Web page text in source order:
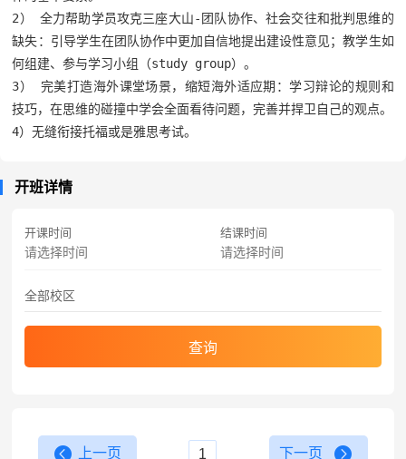
2） 全力帮助学员攻克三座大山-团队协作、社会交往和批判思维的
缺失：引导学生在团队协作中更加自信地提出建设性意见；教学生如
何组建、参与学习小组（study group）。
3） 完美打造海外课堂场景，缩短海外适应期：学习辩论的规则和
技巧，在思维的碰撞中学会全面看待问题，完善并捍卫自己的观点。
4）无缝衔接托福或是雅思考试。
开班详情
开课时间 结课时间
查询
上一页 1 下一页